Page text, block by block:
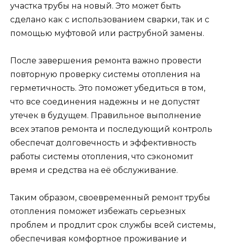
участка трубы на новый. Это может быть
сделано как с использованием сварки, так и с
помощью муфтовой или раструбной замены.
После завершения ремонта важно провести
повторную проверку системы отопления на
герметичность. Это поможет убедиться в том,
что все соединения надежны и не допустят
утечек в будущем. Правильное выполнение
всех этапов ремонта и последующий контроль
обеспечат долговечность и эффективность
работы системы отопления, что сэкономит
время и средства на её обслуживание.
Таким образом, своевременный ремонт трубы
отопления поможет избежать серьезных
проблем и продлит срок службы всей системы,
обеспечивая комфортное проживание и